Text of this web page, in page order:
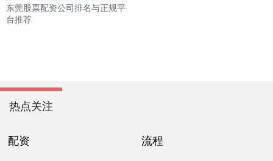
东莞股票配资公司排名与正规平
台推荐
热点关注
配资 流程